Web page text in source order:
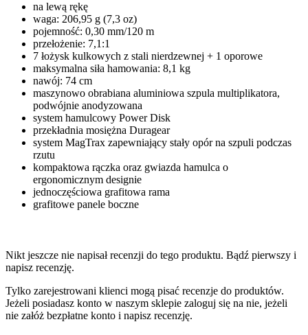
na lewą rękę
waga: 206,95 g (7,3 oz)
pojemność: 0,30 mm/120 m
przełożenie: 7,1:1
7 łożysk kulkowych z stali nierdzewnej + 1 oporowe
maksymalna siła hamowania: 8,1 kg
nawój: 74 cm
maszynowo obrabiana aluminiowa szpula multiplikatora,
podwójnie anodyzowana
system hamulcowy Power Disk
przekładnia mosiężna Duragear
system MagTrax zapewniający stały opór na szpuli podczas
rzutu
kompaktowa rączka oraz gwiazda hamulca o
ergonomicznym designie
jednoczęściowa grafitowa rama
grafitowe panele boczne
Nikt jeszcze nie napisał recenzji do tego produktu. Bądź pierwszy i
napisz recenzję.
Tylko zarejestrowani klienci mogą pisać recenzje do produktów.
Jeżeli posiadasz konto w naszym sklepie zaloguj się na nie, jeżeli
nie załóż bezpłatne konto i napisz recenzję.